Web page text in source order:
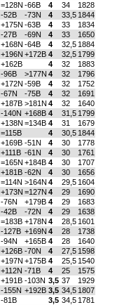
=128N -66B 4 34
1828
-52B -73N 4 33,5 1844
+175N -63B 4 33
1834
-27B -69N 4 33
1650
+168N -64B 4 32,5 1884
+196N +172B 4 32,5 1799
+162B 4 32
1883
-96B >177N 4 32
1796
+172N -59B 4 32
1752
-67N -75B 4 32
1691
+187B >181N 4 32
1640
-140N +168B 4 31,5 1799
+138N =134B 4 31
1679
=115B 4 30,5 1844
+169B -51N 4 30
1778
+111B -61N 4 30
1761
=165N +184B 4 30
1707
+181B -62N 4 30
1656
=114N >164N 4 29,5 1604
+173N =127N 4 29
1690
-76N +179B 4 29
1683
-42B -72N 4 29
1638
=183B +178N 4 28,5 1601
-127B +169N 4 28
1738
-94N +165B 4 28
1640
+126B -70N 4 27,5 1598
+197N +175B 4 25,5 1540
+112N -71B 4 25
1575
+191B -103N 3,5 37
1929
-155N +192B 3,5 34,5 1807
-81B 3,5 34,5 1781